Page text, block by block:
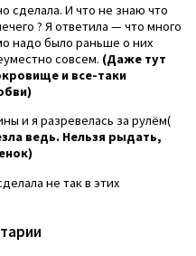
сделала. И что не знаю что
? Я ответила — что много
надо было раньше о них
совсем. (Даже тут
и все-таки
и я разревелась за рулём(
ведь. Нельзя рыдать,
не так в этих